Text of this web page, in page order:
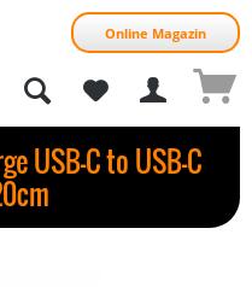
Online Magazin
USB-C to USB-C